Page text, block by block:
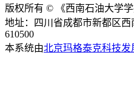
版权所有 © 《西南石油大学
地址：四川省成都市新都区
610500
本系统由北京玛格泰克科技发